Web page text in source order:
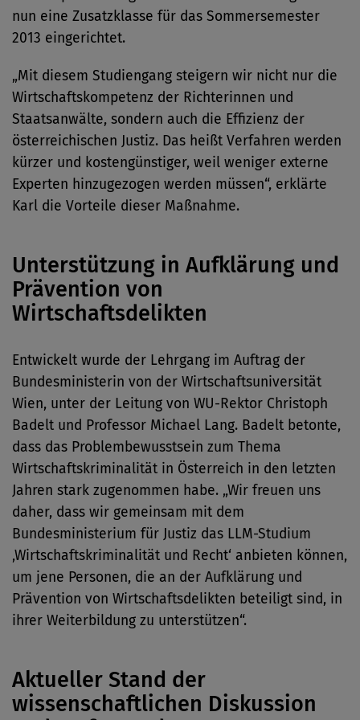
nun eine Zusatzklasse für das Sommersemester
2013 eingerichtet.
„Mit diesem Studiengang steigern wir nicht nur die
Wirtschaftskompetenz der Richterinnen und
Staatsanwälte, sondern auch die Effizienz der
österreichischen Justiz. Das heißt Verfahren werden
kürzer und kostengünstiger, weil weniger externe
Experten hinzugezogen werden müssen“, erklärte
Karl die Vorteile dieser Maßnahme.
Unterstützung in Aufklärung und
Prävention von
Wirtschaftsdelikten
Entwickelt wurde der Lehrgang im Auftrag der
Bundesministerin von der Wirtschaftsuniversität
Wien, unter der Leitung von WU-Rektor Christoph
Badelt und Professor Michael Lang. Badelt betonte,
dass das Problembewusstsein zum Thema
Wirtschaftskriminalität in Österreich in den letzten
Jahren stark zugenommen habe. „Wir freuen uns
daher, dass wir gemeinsam mit dem
Bundesministerium für Justiz das LLM-Studium
‚Wirtschaftskriminalität und Recht‘ anbieten können,
um jene Personen, die an der Aufklärung und
Prävention von Wirtschaftsdelikten beteiligt sind, in
ihrer Weiterbildung zu unterstützen“.
Aktueller Stand der
wissenschaftlichen Diskussion